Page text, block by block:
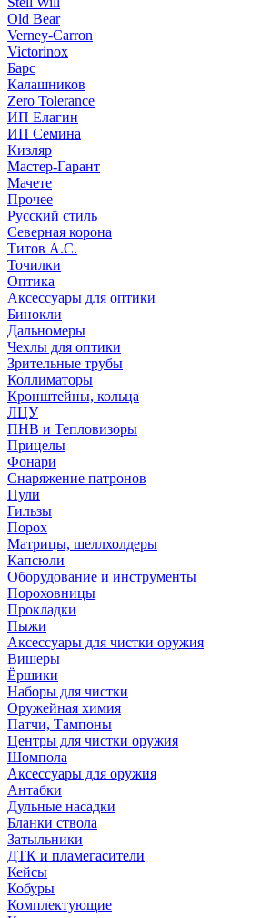
Old Bear
Verney-Carron
Victorinox
Барс
Калашников
Zero Tolerance
ИП Елагин
ИП Семина
Кизляр
Мастер-Гарант
Мачете
Прочее
Русский стиль
Северная корона
Титов А.С.
Точилки
Оптика
Аксессуары для оптики
Бинокли
Дальномеры
Чехлы для оптики
Зрительные трубы
Коллиматоры
Кронштейны, кольца
ЛЦУ
ПНВ и Тепловизоры
Прицелы
Фонари
Снаряжение патронов
Пули
Гильзы
Порох
Матрицы, шеллхолдеры
Капсюли
Оборудование и инструменты
Пороховницы
Прокладки
Пыжи
Аксессуары для чистки оружия
Вишеры
Ёршики
Наборы для чистки
Оружейная химия
Патчи, Тампоны
Центры для чистки оружия
Шомпола
Аксессуары для оружия
Антабки
Дульные насадки
Бланки ствола
Затыльники
ДТК и пламегасители
Кейсы
Кобуры
Комплектующие